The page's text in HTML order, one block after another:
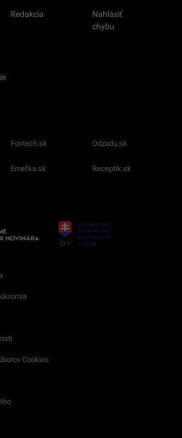
Redakcia
Nahlásiť
chybu
Fontech.sk Odzadu.sk
Emefka.sk Receptik.sk
Cookies